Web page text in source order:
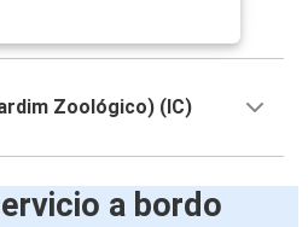
Zoológico) (IC)
a bordo